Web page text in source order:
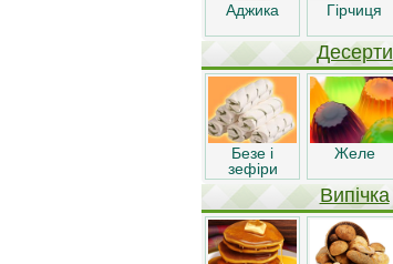
Аджика Гірчиця
Десерти
Безе і
зефіри
Желе
Випічка